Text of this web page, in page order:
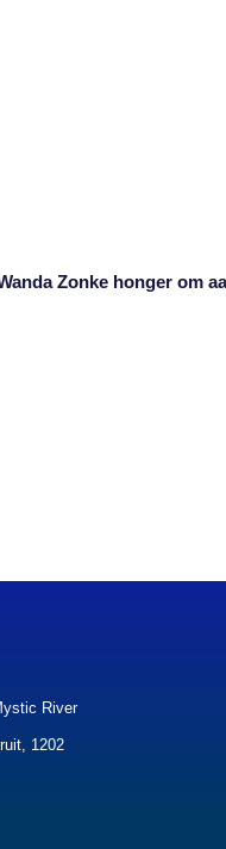
Zonke honger om
River
1202